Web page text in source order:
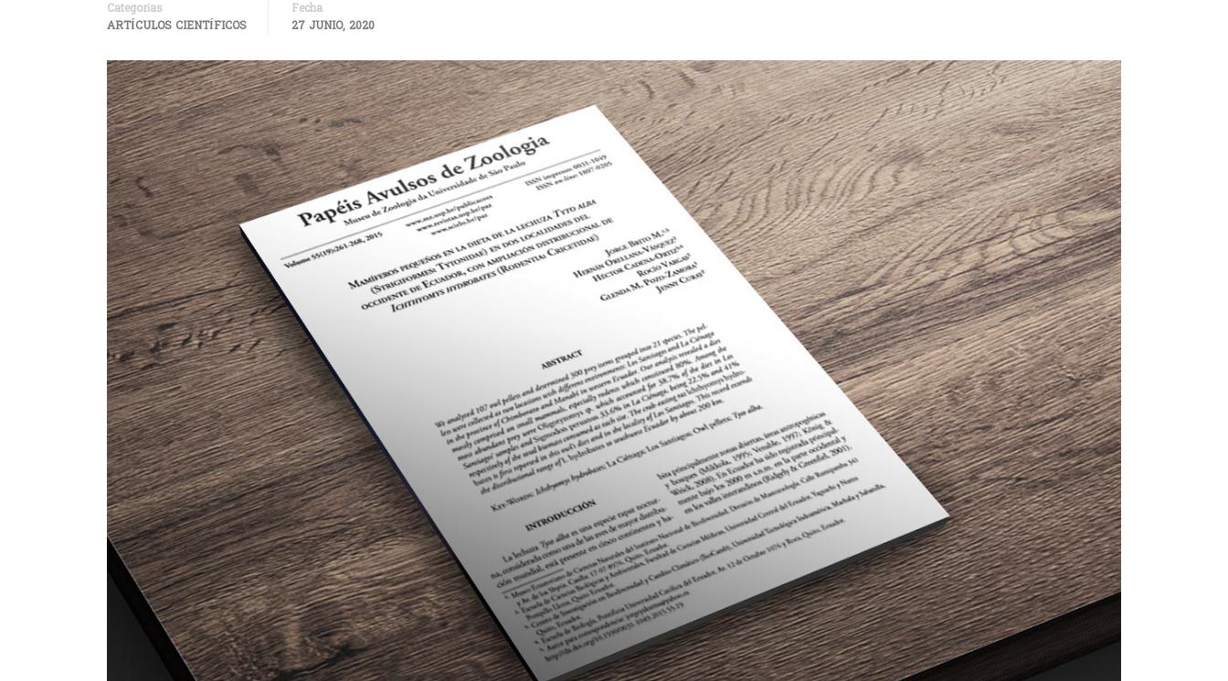
Categorías
ARTÍCULOS CIENTÍFICOS
Fecha
27 JUNIO, 2020